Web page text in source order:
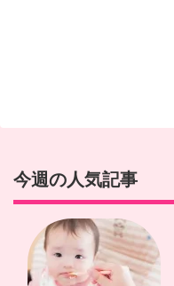
今週の人気記事